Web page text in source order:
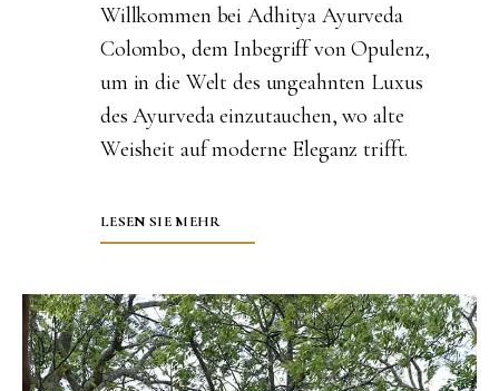
Willkommen bei Adhitya Ayurveda
Colombo, dem Inbegriff von Opulenz,
um in die Welt des ungeahnten Luxus
des Ayurveda einzutauchen, wo alte
Weisheit auf moderne Eleganz trifft.
LESEN SIE MEHR